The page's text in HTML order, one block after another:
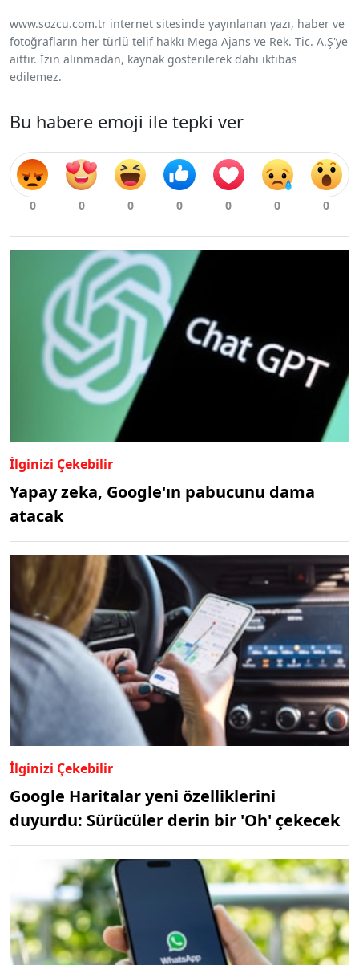
www.sozcu.com.tr internet sitesinde yayınlanan yazı, haber ve
fotoğrafların her türlü telif hakkı Mega Ajans ve Rek. Tic. A.Ş'ye
aittir. İzin alınmadan, kaynak gösterilerek dahi iktibas
edilemez.
Bu habere emoji ile tepki ver
İlginizi Çekebilir
Yapay zeka, Google'ın pabucunu dama
atacak
İlginizi Çekebilir
Google Haritalar yeni özelliklerini
duyurdu: Sürücüler derin bir 'Oh' çekecek